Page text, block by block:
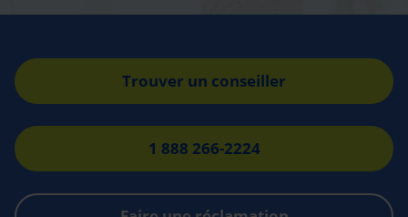
Trouver un conseiller
1 888 266-2224